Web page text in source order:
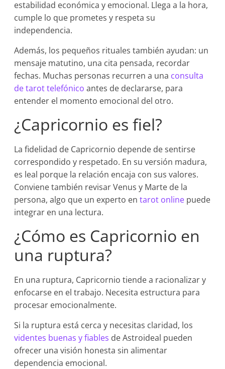
estabilidad económica y emocional. Llega a la hora,
cumple lo que prometes y respeta su
independencia.
Además, los pequeños rituales también ayudan: un
mensaje matutino, una cita pensada, recordar
fechas. Muchas personas recurren a una consulta
de tarot telefónico antes de declararse, para
entender el momento emocional del otro.
¿Capricornio es fiel?
La fidelidad de Capricornio depende de sentirse
correspondido y respetado. En su versión madura,
es leal porque la relación encaja con sus valores.
Conviene también revisar Venus y Marte de la
persona, algo que un experto entarot online puede
integrar en una lectura.
¿Cómo es Capricornio en
una ruptura?
En una ruptura, Capricornio tiende a racionalizar y
enfocarse en el trabajo. Necesita estructura para
procesar emocionalmente.
Si la ruptura está cerca y necesitas claridad, los
videntes buenas y fiables de Astroideal pueden
ofrecer una visión honesta sin alimentar
dependencia emocional.